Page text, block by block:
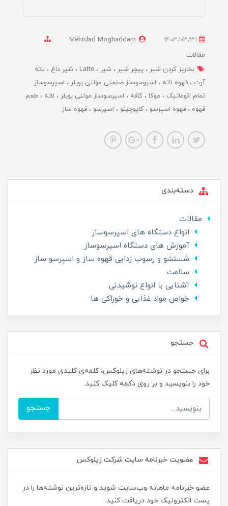
Mehrdad Moghaddam
مقالات
بخارپز کردن شیر
پیچر شیر شیر Latte شیر داغ
لاته
آرت
قهوه لاته اسپرسوساز صنعتی مولتی بویلر
اسپرسوساز
تمام اتوماتیک
موکا کافه اسپرسوساز مولتی بویلر لاته
طعم
قهوه
قهوه اسپرسو کاپوچینو اسپرسو قهوه ساز
دسته‌بندی
مقالات
انواع دستگاه های اسپرسوساز
آموزش های دستگاه اسپرسوساز
شستشو و رسوب زدایی قهوه ساز و اسپرسو ساز
سلامت
آشنایی با انواع نوشیدنی
خواص مواد غذایی و خوراکی ها
جستجو
برای جستجو در نوشته‌های زیلوکس، کلمه‌ی کلیدی مورد نظر
خود را بنویسید و بر روی دکمه کلیک کنید.
جستجو
عضویت خبرنامه سایت شرکت زیلوکس
عضو خبرنامه ماهانه وب‌سایت شوید و تازه‌ترین نوشته‌ها را در
پست الکترونیک خود دریافت کنید.